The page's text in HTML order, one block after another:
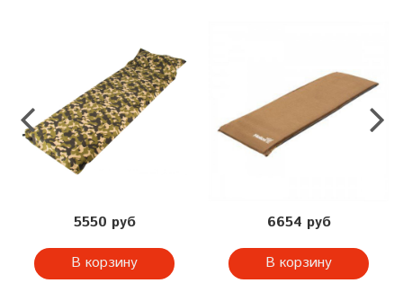
5550 руб
В корзину
6654 руб
В корзину